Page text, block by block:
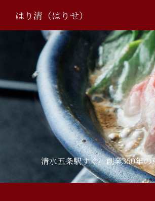
はり清（はりせ）
清水五条駅すぐ。創業360年